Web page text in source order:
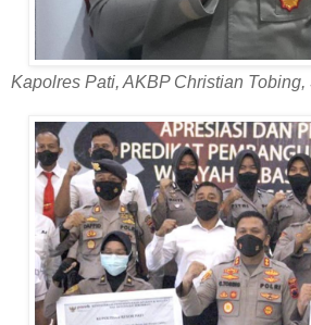
Kapolres Pati, AKBP Christian Tobing,